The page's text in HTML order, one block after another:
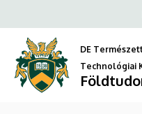
Tájvédelmi
a
tartalomra
DE
Technológiai